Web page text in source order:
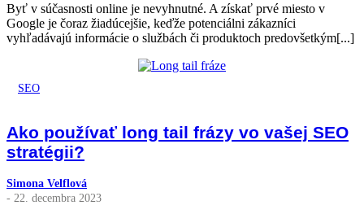
Byť v súčasnosti online je nevyhnutné. A získať prvé miesto v
Google je čoraz žiadúcejšie, keďže potenciálni zákazníci
vyhľadávajú informácie o službách či produktoch predovšetkým[...]
SEO
Ako používať long tail frázy vo vašej SEO
stratégii?
Simona Velflová
- 22. decembra 2023